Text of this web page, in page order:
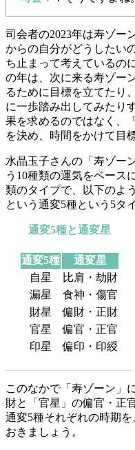
司会者の2023年は寿ゾー
からの自分がどうしたい
ち止まって考えているの
の年は、次に来る寿ゾー
るために目標を立てたり
に一歩踏み出してみたり
果を求めるのではなく、
を決め、時間をかけて目
水晶玉子さんの「寿ゾー
う10種類の運気をベース
類のタイプで、以下のよ
という通変5種という5タ
通変5種と通変星
通変5種
通変星
自星
比肩・劫財
漏星
食神・傷官
財星
偏財・正財
官星
偏官・正官
印星
偏印・印綬
このなかで「寿ゾーン」
財と「官星」の偏官・正
通変5種それぞれの時期
おきましょう。